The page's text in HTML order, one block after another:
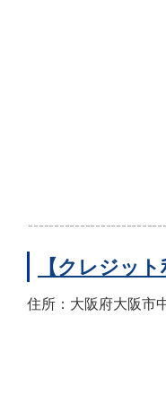
【クレジッ
住所：大阪府大阪市